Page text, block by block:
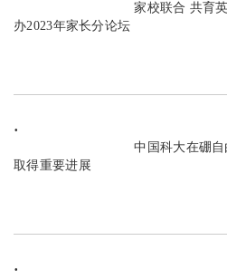
                               家校联合 共育英才——核科学技术学院举
办2023年家长分论坛
                               中国科大在硼自由基催化不对称合成领域
取得重要进展